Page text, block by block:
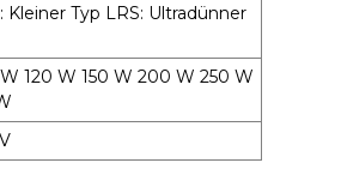
Typ LRS: Ultradünner
120 W 150 W 200 W 250 W